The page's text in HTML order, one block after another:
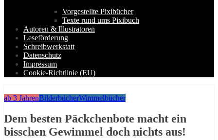
Vorgestellte Pixibücher
Texte rund ums Pixibuch
Autoren & Illustratoren
Leseförderung
Schreibwerkstatt
Datenschutz
Impressum
Cookie-Richtlinie (EU)
ab 3 JahrenBilderbücherWimmelbücher
Dem besten Päckchenbote macht ein
bisschen Gewimmel doch nichts aus!